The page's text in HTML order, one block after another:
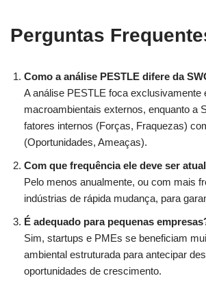
Perguntas
Como a análise PESTLE difere da
A análise PESTLE foca exclusivamente
macroambientais externos, enquanto a
fatores internos (Forças, Fraquezas)
(Oportunidades, Ameaças).
Com que frequência ele deve ser
Pelo menos anualmente, ou com mais
indústrias de rápida mudança, para
É adequado para pequenas
Sim, startups e PMEs se beneficiam
ambiental estruturada para antecipar
oportunidades de crescimento.